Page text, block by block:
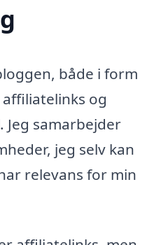
både i form
og
samarbejder
jeg selv kan
relevans for min